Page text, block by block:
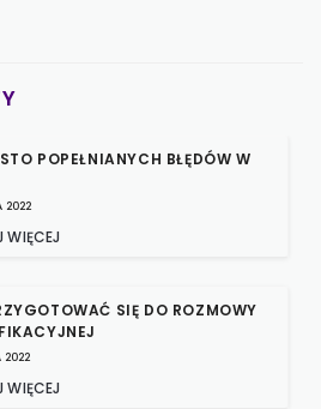
POPEŁNIANYCH BŁĘDÓW W
2022
WIĘCEJ
SIĘ DO ROZMOWY
2022
WIĘCEJ